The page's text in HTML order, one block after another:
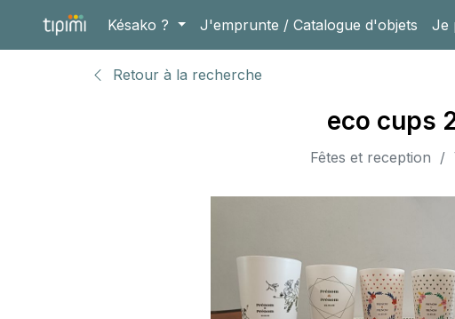
Késako ? J'emprunte / Catalogue d'objets Je
Retour à la recherche
eco cups
Fêtes et reception /